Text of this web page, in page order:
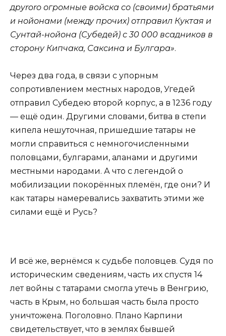
дpyroro огромные войска со (своими) братьями
и нойонами (между прочих) отправил Куктая и
Сунтай-нойона (Субедей) с 30 000 всадников в
сторону Кипчака, Саксина и Булгара».
Через два года, в связи с упорным
сопротивлением местных народов, Угедей
отправил Субедею второй корпус, а в 1236 году
— ещё один. Другими словами, битва в степи
кипела нешуточная, пришедшие татары не
могли справиться с немногочисленными
половцами, булгарами, аланами и другими
местными народами. А что с легендой о
мобилизации покорённых племён, где они? И
как татары намеревались захватить этими же
силами ещё и Русь?
И всё же, вернёмся к судьбе половцев. Судя по
историческим сведениям, часть их спустя 14
лет войны с татарами смогла утечь в Венгрию,
часть в Крым, но большая часть была просто
уничтожена. Поголовно. Плано Карпини
свидетельствует, что в землях бывшей